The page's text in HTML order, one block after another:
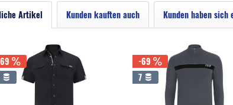
Artikel Kunden kauften auch Kunden haben sich
-69
7